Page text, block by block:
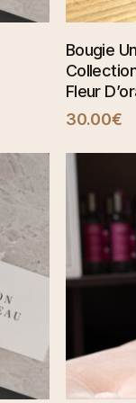
Bougie
Fleur
30.00€